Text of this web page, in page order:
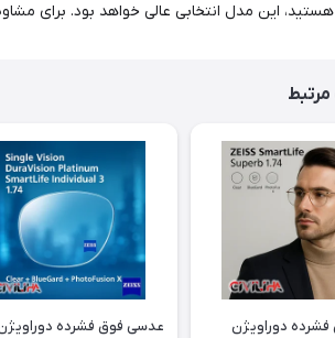
مدل انتخابی عالی خواهد بود. برای مشاوه و یا ثبت سفارش مطابق
دوراویژن
عدسی فوق فشرده